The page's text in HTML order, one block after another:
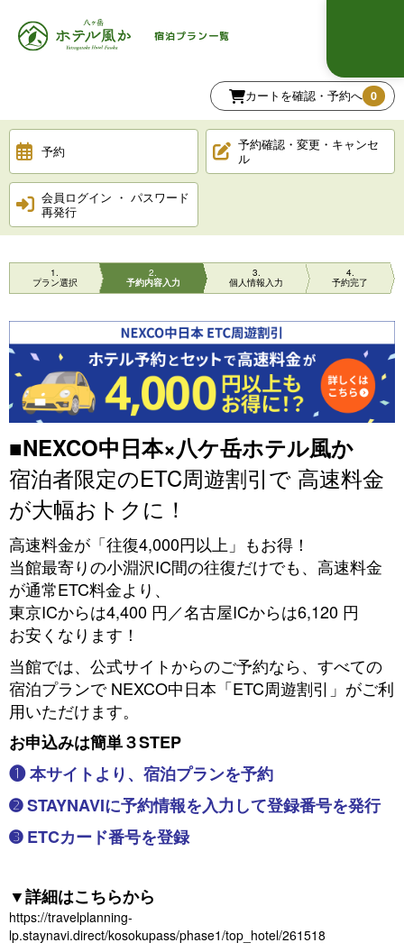
宿泊プラン一覧
カートを確認・予約へ 0
予約
予約確認・変更・キャンセ
ル
会員ログイン ・ パスワード
再発行
1
プラン選択
2
予約内容入力
3
個人情報入力
4
予約完了
■NEXCO中日本×八ケ岳ホテル風か
宿泊者限定のETC周遊割引で 高速料金
が大幅おトクに！
高速料金が「往復4,000円以上」もお得！
当館最寄りの小淵沢IC間の往復だけでも、高速料金
が通常ETC料金より、
東京ICからは4,400 円／名古屋ICからは6,120 円
お安くなります！
当館では、公式サイトからのご予約なら、すべての
宿泊プランで NEXCO中日本「ETC周遊割引」がご利
用いただけます。
お申込みは簡単３STEP
❶ 本サイトより、宿泊プランを予約
➋ STAYNAVIに予約情報を入力して登録番号を発行
➌ ETCカード番号を登録
▼詳細はこちらから
https://travelplanning-
lp.staynavi.direct/kosokupass/phase1/top_hotel/261518